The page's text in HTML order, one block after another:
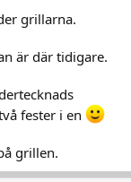
grillarna.
är där tidigare.
fester i en
grillen.